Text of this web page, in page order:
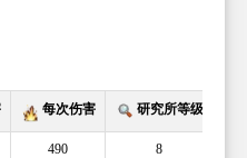
每次伤害 研究所等级
490 8